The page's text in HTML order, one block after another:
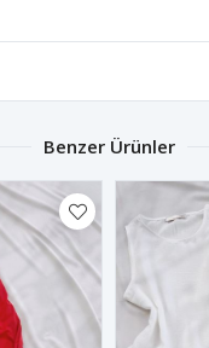
Benzer Ürünler